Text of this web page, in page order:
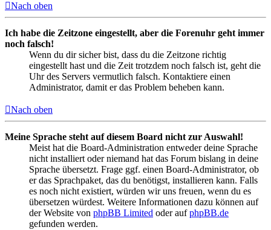
Nach oben
Ich habe die Zeitzone eingestellt, aber die Forenuhr geht immer
noch falsch!
Wenn du dir sicher bist, dass du die Zeitzone richtig
eingestellt hast und die Zeit trotzdem noch falsch ist, geht die
Uhr des Servers vermutlich falsch. Kontaktiere einen
Administrator, damit er das Problem beheben kann.
Nach oben
Meine Sprache steht auf diesem Board nicht zur Auswahl!
Meist hat die Board-Administration entweder deine Sprache
nicht installiert oder niemand hat das Forum bislang in deine
Sprache übersetzt. Frage ggf. einen Board-Administrator, ob
er das Sprachpaket, das du benötigst, installieren kann. Falls
es noch nicht existiert, würden wir uns freuen, wenn du es
übersetzen würdest. Weitere Informationen dazu können auf
der Website von phpBB Limited oder aufphpBB.de
gefunden werden.